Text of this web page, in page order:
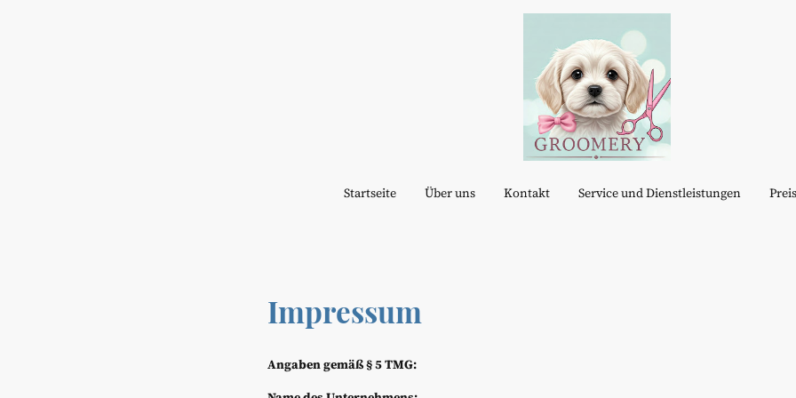
Startseite Über uns Kontakt Service und Dienstleistungen
Impressum
Angaben gemäß § 5 TMG: